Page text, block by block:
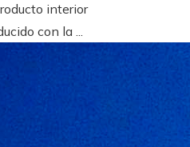
interior
con la ...